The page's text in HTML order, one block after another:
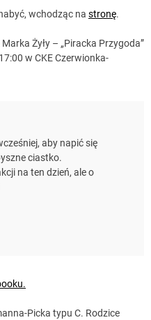
wchodząc na stronę.
Żyły – „Piracka Przygoda”
w CKE Czerwionka-
aby napić się
ciastko.
na ten dzień, ale o
Picka typu C. Rodzice